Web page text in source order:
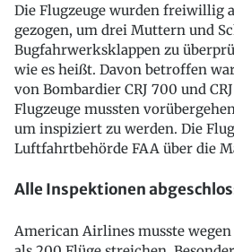
Die Flugzeuge wurden freiwillig
gezogen, um drei Muttern und
Bugfahrwerksklappen zu
wie es heißt. Davon betroffen
von Bombardier CRJ 700 und
Flugzeuge mussten
um inspiziert zu werden. Die
Luftfahrtbehörde FAA über die
Alle Inspektionen
American Airlines musste